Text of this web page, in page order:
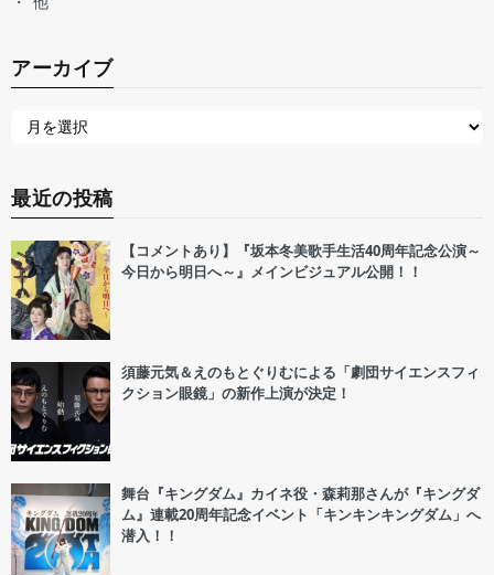
アーカイブ
最近の投稿
【コメントあり】『坂本冬美歌手生活40周年記念公演～
今日から明日へ～』メインビジュアル公開！！
須藤元気＆えのもとぐりむによる「劇団サイエンスフィ
クション眼鏡」の新作上演が決定！
舞台『キングダム』カイネ役・森莉那さんが『キングダ
ム』連載20周年記念イベント「キンキンキングダム」へ
潜入！！